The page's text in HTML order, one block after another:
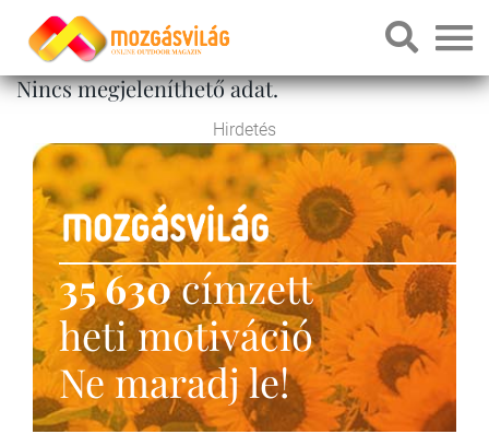
Nincs megjeleníthető adat.
Hirdetés
35 630címzett
heti motiváció
Ne maradj le!